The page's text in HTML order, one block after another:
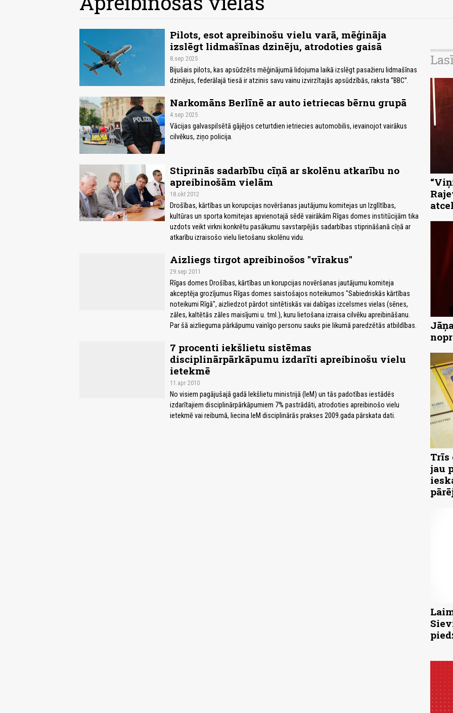
Pilots, esot apreibinošu vielu varā, mēģināja
izslēgt lidmašīnas dzinēju, atrodoties gaisā
8.sep 2025
Bijušais pilots, kas apsūdzēts mēģinājumā lidojuma laikā izslēgt pasažieru lidmašīnas
dzinējus, federālajā tiesā ir atzinis savu vainu izvirzītajās apsūdzībās, raksta “BBC”.
Narkomāns Berlīnē ar auto ietriecas bērnu grupā
4.sep 2025
Vācijas galvaspilsētā gājējos ceturtdien ietriecies automobilis, ievainojot vairākus
cilvēkus, ziņo policija.
Stiprinās sadarbību cīņā ar skolēnu atkarību no
apreibinošām vielām
18.okt 2012
Drošības, kārtības un korupcijas novēršanas jautājumu komitejas un Izglītības,
kultūras un sporta komitejas apvienotajā sēdē vairākām Rīgas domes institūcijām tika
uzdots veikt virkni konkrētu pasākumu savstarpējās sadarbības stiprināšanā cīņā ar
atkarību izraisošo vielu lietošanu skolēnu vidu.
Aizliegs tirgot apreibinošos "vīrakus"
29.sep 2011
Rīgas domes Drošības, kārtības un korupcijas novēršanas jautājumu komiteja
akceptēja grozījumus Rīgas domes saistošajos noteikumos "Sabiedriskās kārtības
noteikumi Rīgā", aizliedzot pārdot sintētiskās vai dabīgas izcelsmes vielas (sēnes,
zāles, kaltētās zāles maisījumi u. tml.), kuru lietošana izraisa cilvēku apreibināšanu.
Par šā aizlieguma pārkāpumu vainīgo personu sauks pie likumā paredzētās atbildības.
7 procenti iekšlietu sistēmas
disciplinārpārkāpumu izdarīti apreibinošu vielu
ietekmē
11.apr 2010
No visiem pagājušajā gadā Iekšlietu ministrijā (IeM) un tās padotības iestādēs
izdarītajiem disciplinārpārkāpumiem 7% pastrādāti, atrodoties apreibinošo vielu
ietekmē vai reibumā, liecina IeM disciplinārās prakses 2009.gada pārskata dati.
Trīs
jau